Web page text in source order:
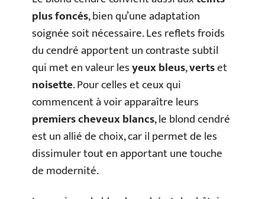
plus foncés, bien qu’une adaptation
soignée soit nécessaire. Les reflets froids
du cendré apportent un contraste subtil
qui met en valeur lesyeux bleus,vertset
noisette. Pour celles et ceux qui
commencent à voir apparaître leurs
premiers cheveux blancs, le blond cendré
est un allié de choix, car il permet de les
dissimuler tout en apportant une touche
de modernité.